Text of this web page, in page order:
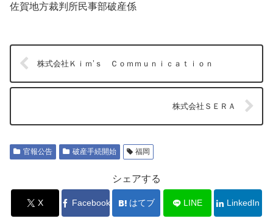
佐賀地方裁判所民事部破産係
株式会社Ｋｉｍ’ｓ Ｃｏｍｍｕｎｉｃａｔｉｏｎ
株式会社ＳＥＲＡ
官報公告 破産手続開始 福岡
シェアする
X Facebook はてブ LINE LinkedIn